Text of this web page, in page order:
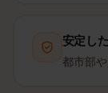
安定し
都市部